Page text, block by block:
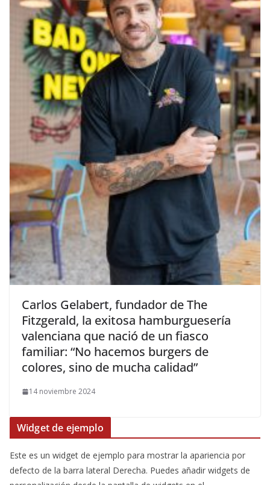
​Carlos Gelabert, fundador de The
Fitzgerald, la exitosa hamburguesería
valenciana que nació de un fiasco
familiar: “No hacemos burgers de
colores, sino de mucha calidad”
14 noviembre 2024
Widget de ejemplo
Este es un widget de ejemplo para mostrar la apariencia por
defecto de la barra lateral Derecha. Puedes añadir widgets de